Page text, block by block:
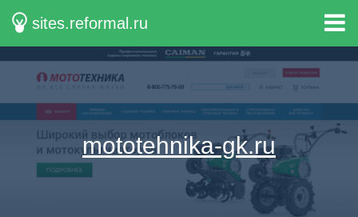
sites.reformal.ru
mototehnika-gk.ru